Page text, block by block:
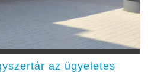
az ügyeletes